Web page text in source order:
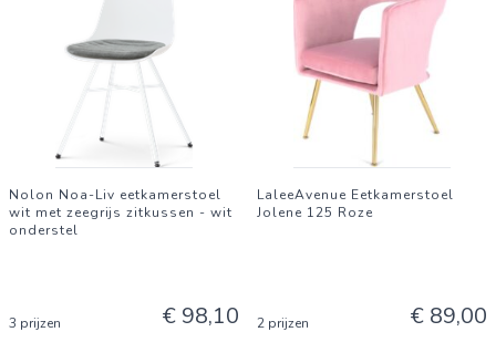
Nolon Noa-Liv eetkamerstoel
wit met zeegrijs zitkussen - wit
onderstel
3 prijzen € 98,10
LaleeAvenue Eetkamerstoel
Jolene 125 Roze
2 prijzen € 89,00